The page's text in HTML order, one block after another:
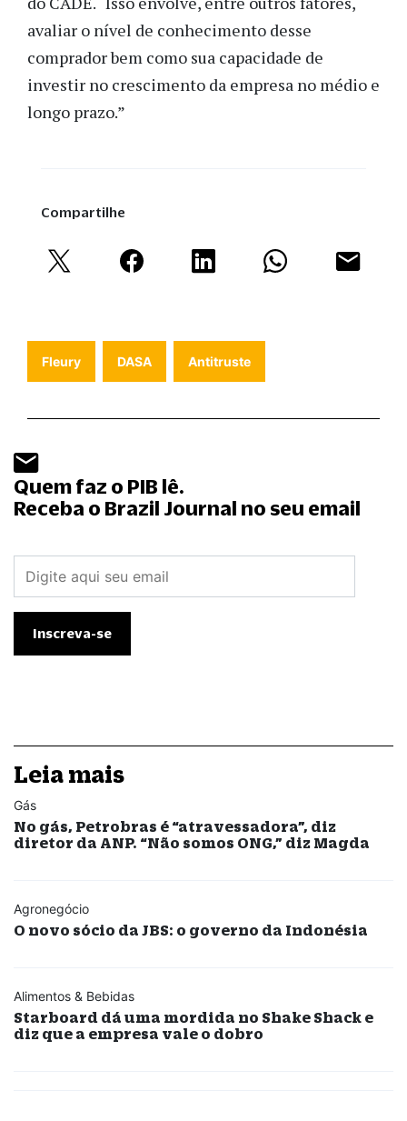
avaliar o nível de conhecimento desse
comprador bem como sua capacidade de
investir no crescimento da empresa no médio e
longo prazo.”
Compartilhe
Fleury DASA Antitruste
Quem faz o PIB lê.
Receba o Brazil Journal no seu email
Leia mais
Gás
No gás, Petrobras é “atravessadora”, diz
diretor da ANP. “Não somos ONG,” diz Magda
Agronegócio
O novo sócio da JBS: o governo da Indonésia
Alimentos & Bebidas
Starboard dá uma mordida no Shake Shack e
diz que a empresa vale o dobro